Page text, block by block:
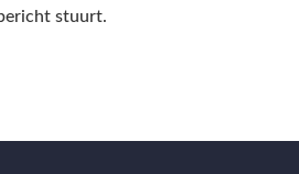
stuurt.